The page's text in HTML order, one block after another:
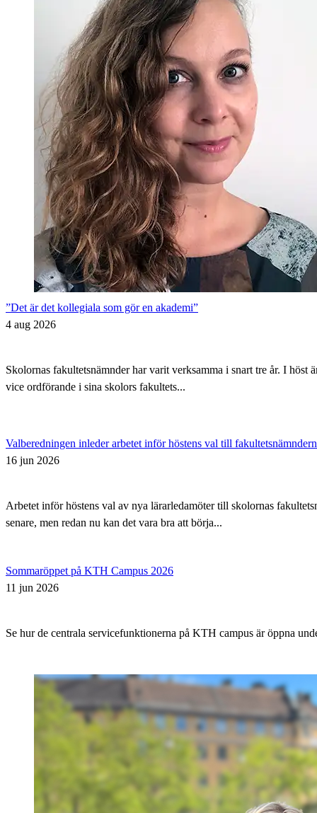
”Det är det kollegiala som gör en akademi”
4 aug 2026
Skolornas fakultetsnämnder har varit verksamma i snart tre år. I
vice ordförande i sina skolors fakultets...
Valberedningen inleder arbetet inför höstens val till
16 jun 2026
Arbetet inför höstens val av nya lärarledamöter till skolornas
senare, men redan nu kan det vara bra att börja...
Sommaröppet på KTH Campus 2026
11 jun 2026
Se hur de centrala servicefunktionerna på KTH campus är öppna